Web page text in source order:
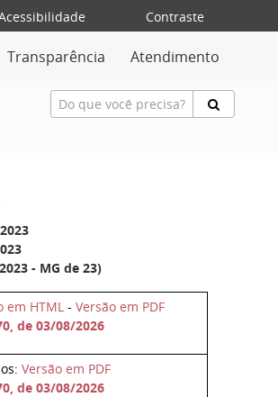
Contraste
Transparência Atendimento
- MG de 23)
em HTML -Versão em PDF
de 03/08/2026
Versão em PDF
de 03/08/2026